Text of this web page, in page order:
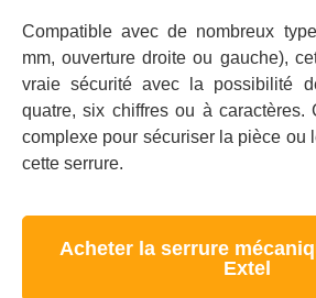
Compatible avec de nombreux
mm, ouverture droite ou gauche),
vraie sécurité avec la possibilité
quatre, six chiffres ou à caractères.
complexe pour sécuriser la pièce ou
cette serrure.
Acheter la serrure
Extel